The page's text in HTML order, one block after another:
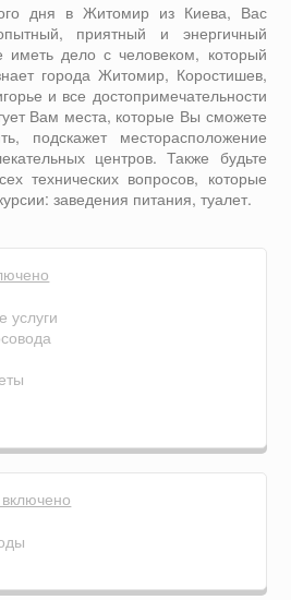
дня в Житомир из Киева, Вас
приятный и энергичный
иметь дело с человеком, который
города Житомир, Коростишев,
и все достопримечательности
Вам места, которые Вы сможете
подскажет месторасположение
центров. Также будьте
технических вопросов, которые
заведения питания, туалет.
услуги